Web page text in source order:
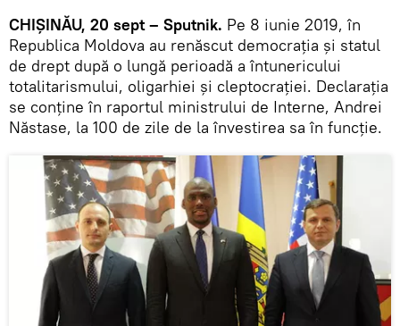
CHIȘINĂU, 20 sept – Sputnik. Pe 8 iunie 2019, în
Republica Moldova au renăscut democrația și statul
de drept după o lungă perioadă a întunericului
totalitarismului, oligarhiei și cleptocrației. Declarația
se conține în raportul ministrului de Interne, Andrei
Năstase, la 100 de zile de la învestirea sa în funcție.